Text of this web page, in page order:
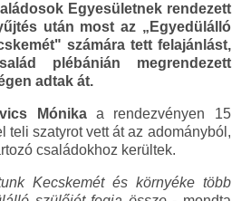
Egyesületnek rendezett
után most az „Egyedülálló
számára tett felajánlást,
plébánián megrendezett
adtak át.
Mónikaa rendezvényen 15
teli szatyrot vett át az adományból,
családokhoz kerültek.
Kecskemét és környéke több